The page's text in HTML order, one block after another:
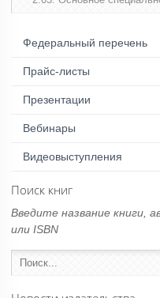
Федеральный перечень
Прайс-листы
Презентации
Вебинары
Видеовыступления
Поиск книг
Введите название книги,
или ISBN